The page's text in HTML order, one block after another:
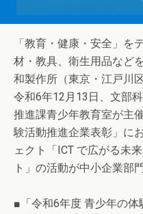
「教育・健康・安全」を
材・教具、衛生用品など
和製作所（東京・江戸川
令和6年12月13日、文部
推進課青少年教育室が主
験活動推進企業表彰」に
ェクト「ICT で広がる未
ト」の活動が中小企業部
■「令和6年度 青少年の